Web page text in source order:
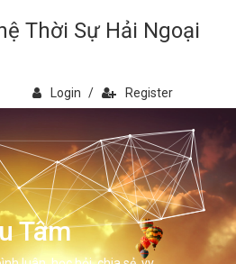
Thời Sự Hải Ngoại
Login / Register
Tâm